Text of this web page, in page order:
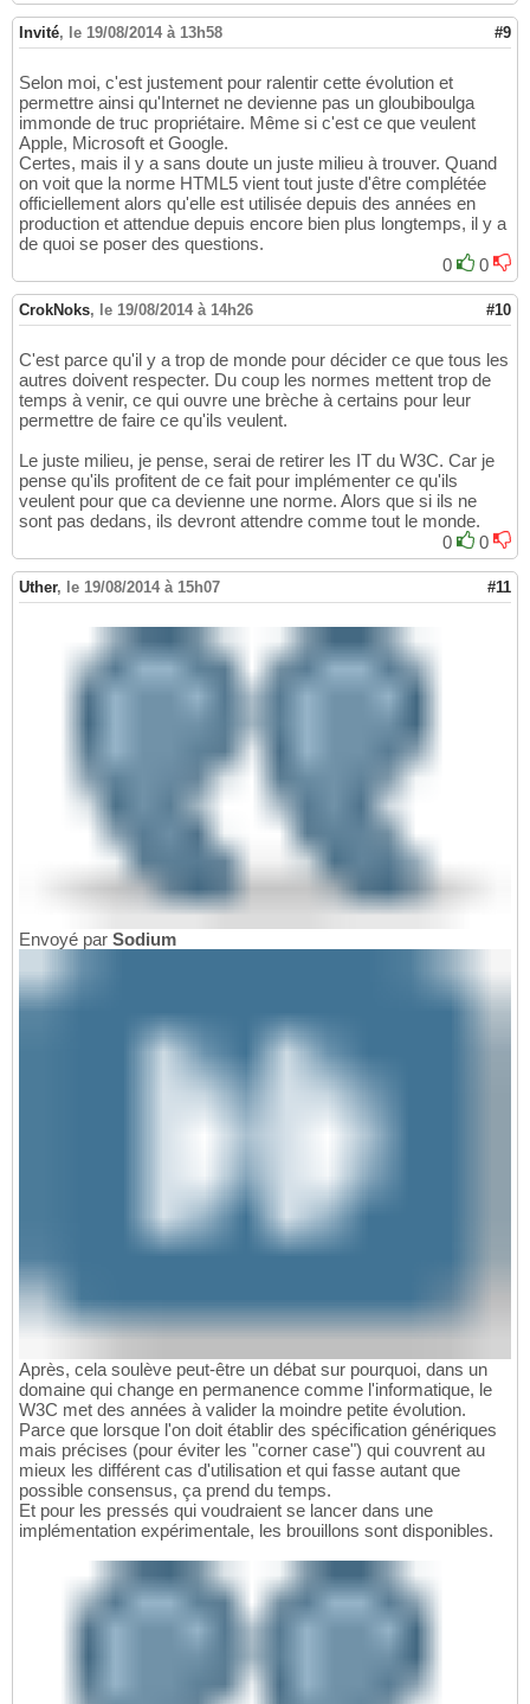
Invité, le 19/08/2014 à 13h58 #9
Selon moi, c'est justement pour ralentir cette évolution et
permettre ainsi qu'Internet ne devienne pas un gloubiboulga
immonde de truc propriétaire. Même si c'est ce que veulent
Apple, Microsoft et Google.
Certes, mais il y a sans doute un juste milieu à trouver. Quand
on voit que la norme HTML5 vient tout juste d'être complétée
officiellement alors qu'elle est utilisée depuis des années en
production et attendue depuis encore bien plus longtemps, il y a
de quoi se poser des questions.
0
0
CrokNoks, le 19/08/2014 à 14h26 #10
C'est parce qu'il y a trop de monde pour décider ce que tous les
autres doivent respecter. Du coup les normes mettent trop de
temps à venir, ce qui ouvre une brèche à certains pour leur
permettre de faire ce qu'ils veulent.
Le juste milieu, je pense, serai de retirer les IT du W3C. Car je
pense qu'ils profitent de ce fait pour implémenter ce qu'ils
veulent pour que ca devienne une norme. Alors que si ils ne
sont pas dedans, ils devront attendre comme tout le monde.
0
0
Uther, le 19/08/2014 à 15h07 #11
Envoyé par Sodium
Après, cela soulève peut-être un débat sur pourquoi, dans un
domaine qui change en permanence comme l'informatique, le
W3C met des années à valider la moindre petite évolution.
Parce que lorsque l'on doit établir des spécification génériques
mais précises (pour éviter les "corner case") qui couvrent au
mieux les différent cas d'utilisation et qui fasse autant que
possible consensus, ça prend du temps.
Et pour les pressés qui voudraient se lancer dans une
implémentation expérimentale, les brouillons sont disponibles.